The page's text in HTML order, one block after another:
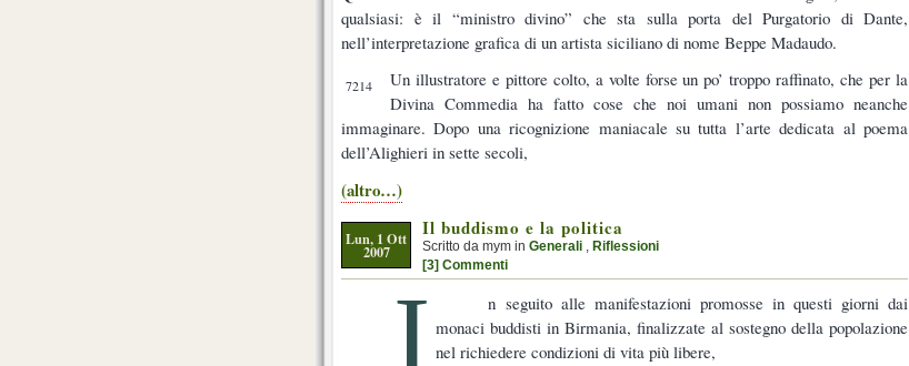
qualsiasi: è il “ministro divino” che sta sulla porta del Purgatorio di Dante,
nell’interpretazione grafica di un artista siciliano di nome Beppe Madaudo.
7214
Un illustratore e pittore colto, a volte forse un po’ troppo raffinato, che per la
Divina Commedia ha fatto cose che noi umani non possiamo neanche
immaginare. Dopo una ricognizione maniacale su tutta l’arte dedicata al poema
dell’Alighieri in sette secoli,
(altro…)
Lun, 1 Ott
2007
Il buddismo e la politica
Scritto da mym in Generali
Riflessioni
[3] Commenti
I
n seguito alle manifestazioni promosse in questi giorni dai
monaci buddisti in Birmania, finalizzate al sostegno della popolazione
nel richiedere condizioni di vita più libere,